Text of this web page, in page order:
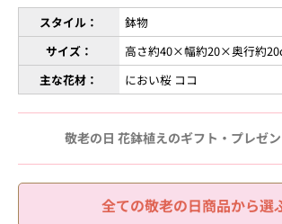
スタイル：
鉢物
サイズ：
高さ約40×幅約20×奥行約
主な花材：
におい桜 ココ
敬老の日 花鉢植えのギフト・プレゼ
全ての敬老の日商品から選